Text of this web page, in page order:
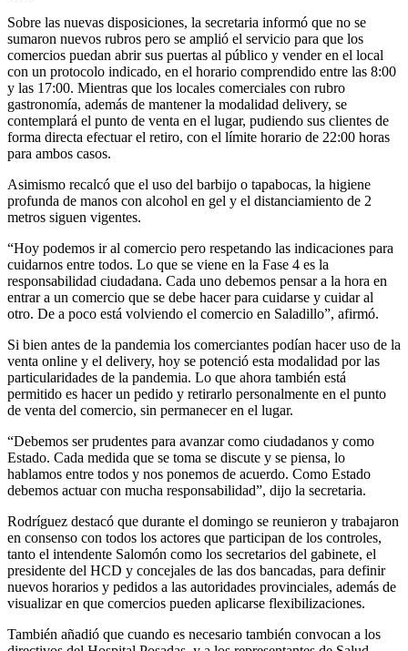
Sobre las nuevas disposiciones, la secretaria informó que no se
sumaron nuevos rubros pero se amplió el servicio para que los
comercios puedan abrir sus puertas al público y vender en el local
con un protocolo indicado, en el horario comprendido entre las 8:00
y las 17:00. Mientras que los locales comerciales con rubro
gastronomía, además de mantener la modalidad delivery, se
contemplará el punto de venta en el lugar, pudiendo sus clientes de
forma directa efectuar el retiro, con el límite horario de 22:00 horas
para ambos casos.
Asimismo recalcó que el uso del barbijo o tapabocas, la higiene
profunda de manos con alcohol en gel y el distanciamiento de 2
metros siguen vigentes.
“Hoy podemos ir al comercio pero respetando las indicaciones para
cuidarnos entre todos. Lo que se viene en la Fase 4 es la
responsabilidad ciudadana. Cada uno debemos pensar a la hora en
entrar a un comercio que se debe hacer para cuidarse y cuidar al
otro. De a poco está volviendo el comercio en Saladillo”, afirmó.
Si bien antes de la pandemia los comerciantes podían hacer uso de la
venta online y el delivery, hoy se potenció esta modalidad por las
particularidades de la pandemia. Lo que ahora también está
permitido es hacer un pedido y retirarlo personalmente en el punto
de venta del comercio, sin permanecer en el lugar.
“Debemos ser prudentes para avanzar como ciudadanos y como
Estado. Cada medida que se toma se discute y se piensa, lo
hablamos entre todos y nos ponemos de acuerdo. Como Estado
debemos actuar con mucha responsabilidad”, dijo la secretaria.
Rodríguez destacó que durante el domingo se reunieron y trabajaron
en consenso con todos los actores que participan de los controles,
tanto el intendente Salomón como los secretarios del gabinete, el
presidente del HCD y concejales de las dos bancadas, para definir
nuevos horarios y pedidos a las autoridades provinciales, además de
visualizar en que comercios pueden aplicarse flexibilizaciones.
También añadió que cuando es necesario también convocan a los